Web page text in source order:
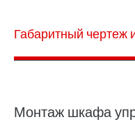
Габаритный чертеж
Монтаж шкафа